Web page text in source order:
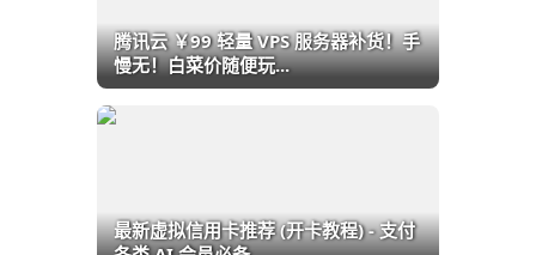
腾讯云 ￥99 轻量 VPS 服务器补货！手
慢无！白菜价随便玩...
最新虚拟信用卡推荐 (开卡教程) - 支付